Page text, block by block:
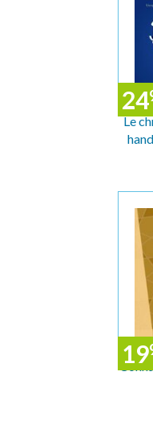
24
Le
19